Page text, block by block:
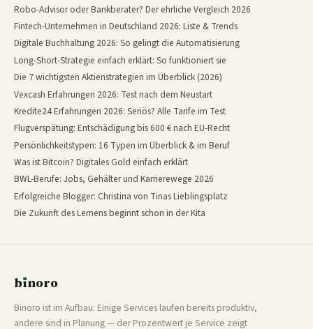
Robo-Advisor oder Bankberater? Der ehrliche Vergleich 2026
Fintech-Unternehmen in Deutschland 2026: Liste & Trends
Digitale Buchhaltung 2026: So gelingt die Automatisierung
Long-Short-Strategie einfach erklärt: So funktioniert sie
Die 7 wichtigsten Aktienstrategien im Überblick (2026)
Vexcash Erfahrungen 2026: Test nach dem Neustart
Kredite24 Erfahrungen 2026: Seriös? Alle Tarife im Test
Flugverspätung: Entschädigung bis 600 € nach EU-Recht
Persönlichkeitstypen: 16 Typen im Überblick & im Beruf
Was ist Bitcoin? Digitales Gold einfach erklärt
BWL-Berufe: Jobs, Gehälter und Karrierewege 2026
Erfolgreiche Blogger: Christina von Tinas Lieblingsplatz
Die Zukunft des Lernens beginnt schon in der Kita
bınoro
Binoro ist im Aufbau: Einige Services laufen bereits produktiv,
andere sind in Planung — der Prozentwert je Service zeigt